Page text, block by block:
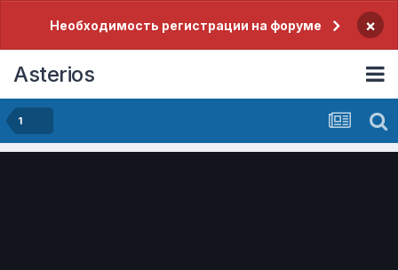
Необходимость регистрации на форуме ×
Asterios
1